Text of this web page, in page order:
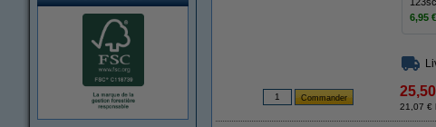
6,95 €
21,07 €